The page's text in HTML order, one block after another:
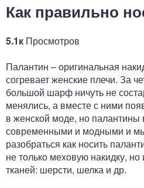
Как правильно
5.1к Просмотров
Палантин – оригинальная
согревает женские плечи. За
большой шарф ничуть не
менялись, а вместе с ними
в женской моде, но палантины
современными и модными и
разобраться как носить
не только меховую накидку,
тканей: шерсти, шелка и др.